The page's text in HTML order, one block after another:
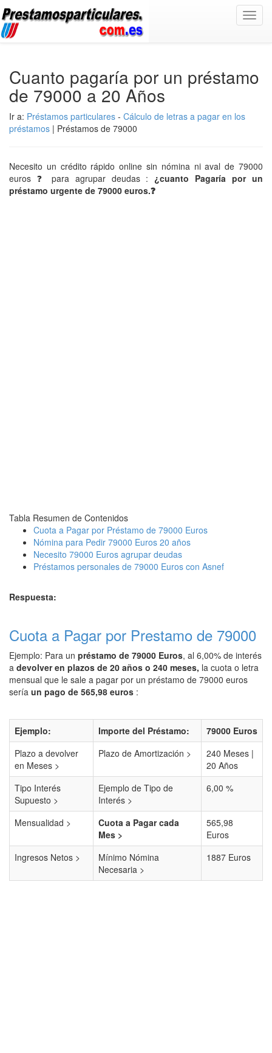
Cuanto pagaría por un préstamo
de 79000 a 20 Años
Ir a: Préstamos particulares - Cálculo de letras a pagar en los
préstamos | Préstamos de 79000
Necesito un crédito rápido online sin nómina ni aval de 79000
euros ❓ para agrupar deudas :¿cuanto Pagaría por un
préstamo urgente de 79000 euros.❓
Tabla Resumen de Contenidos
Cuota a Pagar por Préstamo de 79000 Euros
Nómina para Pedir 79000 Euros 20 años
Necesito 79000 Euros agrupar deudas
Préstamos personales de 79000 Euros con Asnef
Respuesta:
Cuota a Pagar por Prestamo de 79000
Ejemplo: Para un préstamo de 79000 Euros, al 6,00% de interés
a devolver en plazos de 20 años o 240 meses, la cuota o letra
mensual que le sale a pagar por un préstamo de 79000 euros
sería un pago de 565,98 euros :
Ejemplo: Importe del Préstamo:
79000 Euros
Plazo a devolver
en Meses >
Plazo de Amortización >
240 Meses |
20 Años
Tipo Interés
Supuesto >
Ejemplo de Tipo de
Interés >
6,00 %
Mensualidad >
Cuota a Pagar cada
Mes >
565,98
Euros
Ingresos Netos >
Mínimo Nómina
Necesaria >
1887 Euros